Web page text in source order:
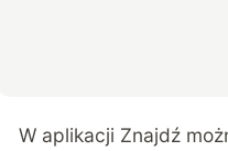
W aplikacji Znajdź